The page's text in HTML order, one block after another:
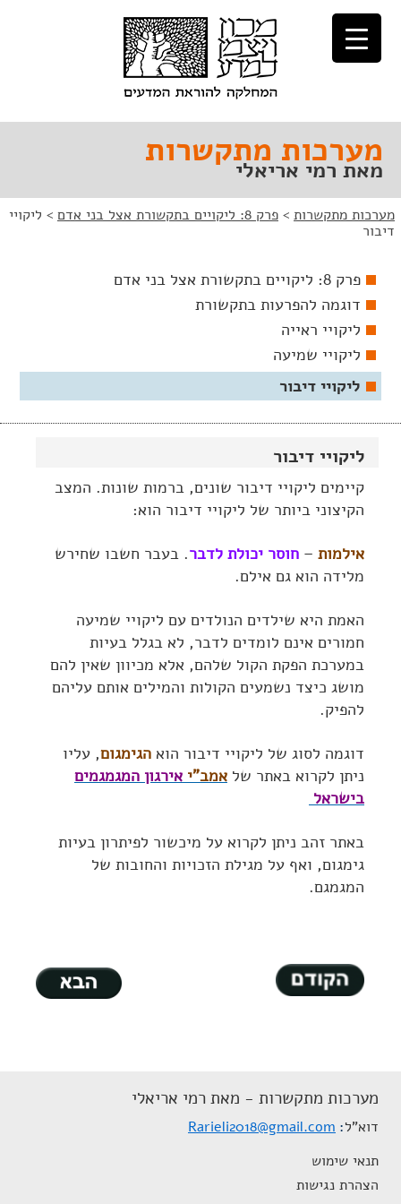
לתוכן
לניווט
מערכות מתקשרות
מאת רמי אריאלי
מערכות מתקשרות > פרק 8: ליקויים בתקשורת אצל בני אדם > ליקויי
דיבור
ליקויי דיבור
קיימים ליקויי דיבור שונים, ברמות שונות. המצב
הקיצוני ביותר של ליקויי דיבור הוא:
אילמות – חוסר יכולת לדבר. בעבר חשבו שחירש
מלידה הוא גם אילם.
האמת היא שילדים הנולדים עם ליקויי שמיעה
חמורים אינם לומדים לדבר, לא בגלל בעיות
במערכת הפקת הקול שלהם, אלא מכיוון שאין להם
מושג כיצד נשמעים הקולות והמילים אותם עליהם
להפיק.
דוגמה לסוג של ליקויי דיבור הוא הגימגום, עליו
ניתן לקרוא באתר של אמב"י אירגון המגמגמים
בישראל
באתר זהב ניתן לקרוא על מיכשור לפיתרון בעיות
גימגום, ואף על מגילת הזכויות והחובות של
המגמגם.
פרק 8: ליקויים בתקשורת אצל בני אדם
דוגמה להפרעות בתקשורת
ליקויי ראייה
ליקויי שמיעה
ליקויי דיבור
מערכות מתקשרות - מאת רמי אריאלי
דוא"ל Rarieli2018@gmail.com
תנאי שימוש
הצהרת נגישות